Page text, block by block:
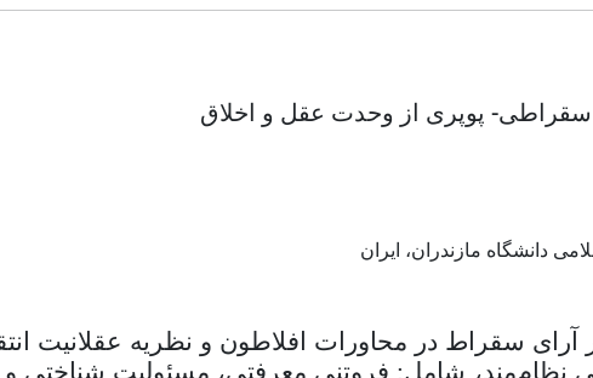
سقراطی- پوپری از وحدت عقل و اخلاق
دانشگاه مازندران، ایران
بر آرای سقراط در محاورات افلاطون و نظریه عقلانیت